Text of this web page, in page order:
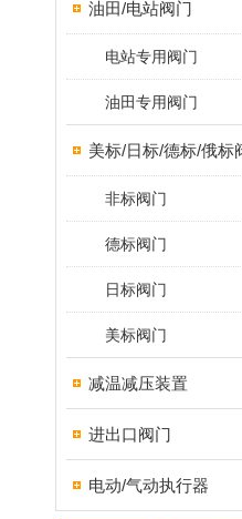
油田/电站阀门
电站专用阀门
油田专用阀门
美标/日标/德标/俄标
非标阀门
德标阀门
日标阀门
美标阀门
减温减压装置
进出口阀门
电动/气动执行器